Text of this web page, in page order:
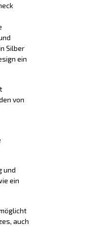
Silber
ein
von
und
ein
auch